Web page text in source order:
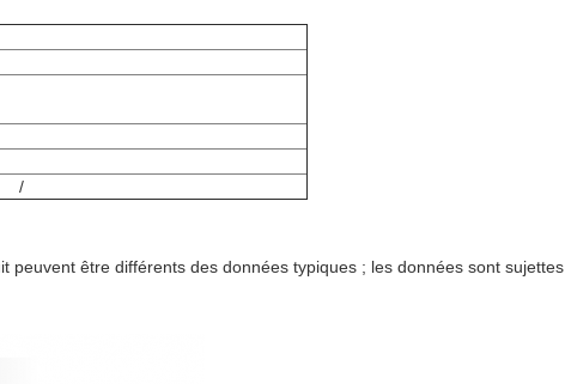
/
être différents des données typiques ; les données sont sujettes